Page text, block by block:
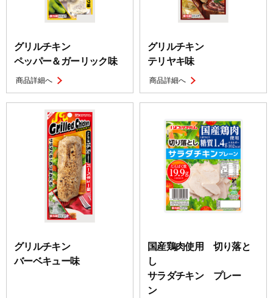
グリルチキン
ペッパー＆ガーリック味
商品詳細へ
グリルチキン
テリヤキ味
商品詳細へ
グリルチキン
バーベキュー味
国産鶏肉使用 切り落と
し
サラダチキン プレー
ン